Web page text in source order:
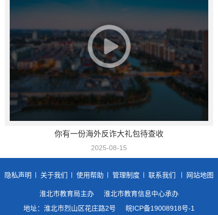
你有一份海外反诈大礼包待查收
2025-08-15
隐私声明 关于我们 使用帮助 管理制度 联系我们 网站地图
淮北市教育局主办
淮北市教育信息中心承办
地址：淮北市烈山区花庄路2号
皖ICP备19008918号-1